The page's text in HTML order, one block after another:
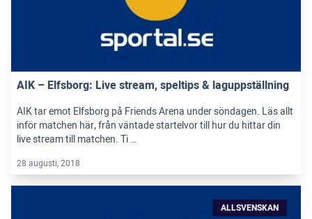
AIK – Elfsborg: Live stream, speltips & laguppställning
AIK tar emot Elfsborg på Friends Arena under söndagen. Läs allt
inför matchen här, från väntade startelvor till hur du hittar din
live stream till matchen. Ti …
28 augusti, 2018
ALLSVENSKAN